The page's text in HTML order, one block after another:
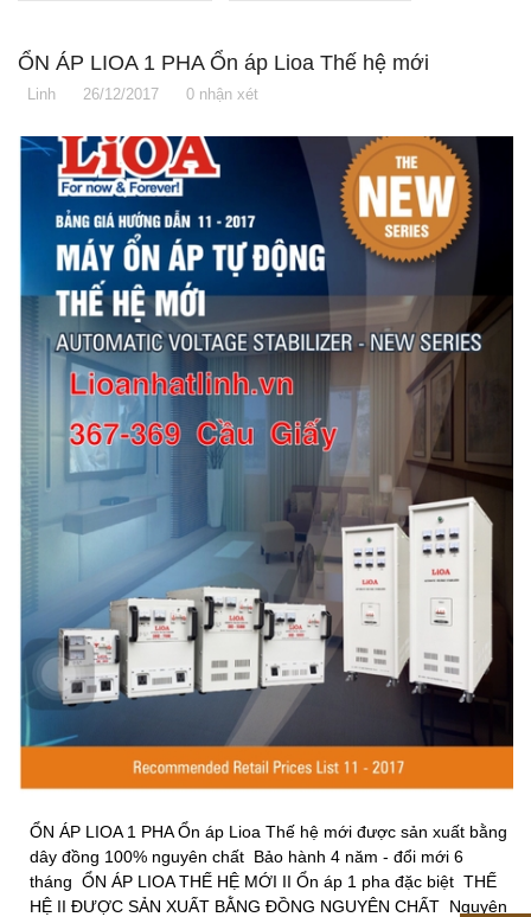
ỔN ÁP LIOA 1 PHA Ổn áp Lioa Thế hệ mới
Linh 26/12/2017 0 nhận xét
ỔN ÁP LIOA 1 PHA Ổn áp Lioa Thế hệ mới được sản xuất bằng
dây đồng 100% nguyên chất Bảo hành 4 năm - đổi mới 6
tháng ỔN ÁP LIOA THẾ HỆ MỚI II Ổn áp 1 pha đặc biệt THẾ
HỆ II ĐƯỢC SẢN XUẤT BẰNG ĐỒNG NGUYÊN CHẤT Nguyên